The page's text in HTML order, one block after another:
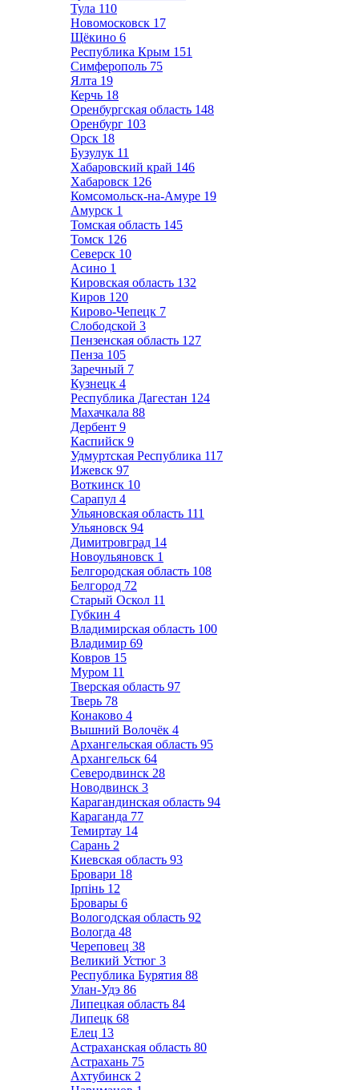
Тула 110
Новомосковск 17
Щёкино 6
Республика Крым 151
Симферополь 75
Ялта 19
Керчь 18
Оренбургская область 148
Оренбург 103
Орск 18
Бузулук 11
Хабаровский край 146
Хабаровск 126
Комсомольск-на-Амуре 19
Амурск 1
Томская область 145
Томск 126
Северск 10
Асино 1
Кировская область 132
Киров 120
Кирово-Чепецк 7
Слободской 3
Пензенская область 127
Пенза 105
Заречный 7
Кузнецк 4
Республика Дагестан 124
Махачкала 88
Дербент 9
Каспийск 9
Удмуртская Республика 117
Ижевск 97
Воткинск 10
Сарапул 4
Ульяновская область 111
Ульяновск 94
Димитровград 14
Новоульяновск 1
Белгородская область 108
Белгород 72
Старый Оскол 11
Губкин 4
Владимирская область 100
Владимир 69
Ковров 15
Муром 11
Тверская область 97
Тверь 78
Конаково 4
Вышний Волочёк 4
Архангельская область 95
Архангельск 64
Северодвинск 28
Новодвинск 3
Карагандинская область 94
Караганда 77
Темиртау 14
Сарань 2
Киевская область 93
Бровари 18
Ірпінь 12
Бровары 6
Вологодская область 92
Вологда 48
Череповец 38
Великий Устюг 3
Республика Бурятия 88
Улан-Удэ 86
Липецкая область 84
Липецк 68
Елец 13
Астраханская область 80
Астрахань 75
Ахтубинск 2